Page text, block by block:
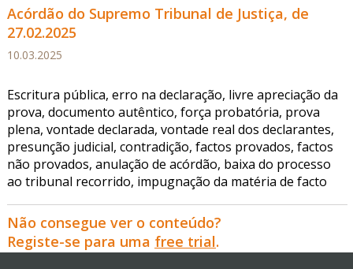
Acórdão do Supremo Tribunal de Justiça, de
27.02.2025
10.03.2025
Escritura pública, erro na declaração, livre apreciação da
prova, documento autêntico, força probatória, prova
plena, vontade declarada, vontade real dos declarantes,
presunção judicial, contradição, factos provados, factos
não provados, anulação de acórdão, baixa do processo
ao tribunal recorrido, impugnação da matéria de facto
Não consegue ver o conteúdo?
Registe-se para uma free trial.